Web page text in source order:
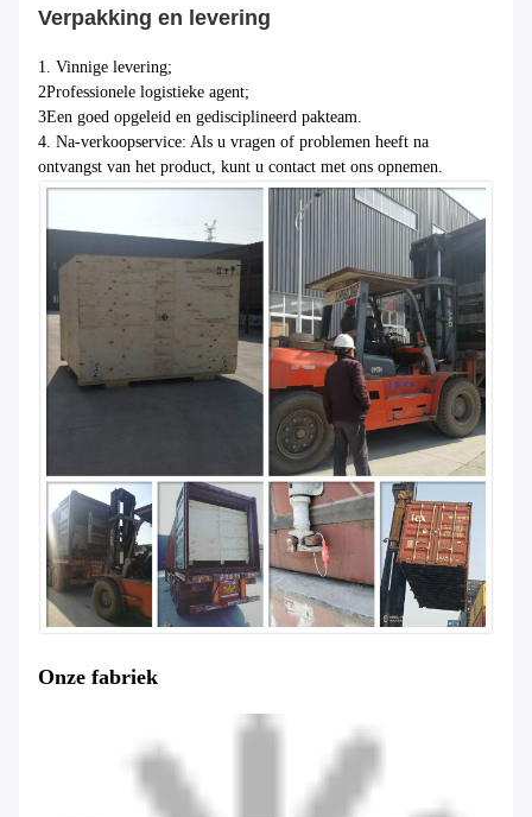
Verpakking en levering
1. Vinnige levering;
2Professionele logistieke agent;
3Een goed opgeleid en gedisciplineerd pakteam.
4. Na-verkoopservice: Als u vragen of problemen heeft na
ontvangst van het product, kunt u contact met ons opnemen.
Onze fabriek